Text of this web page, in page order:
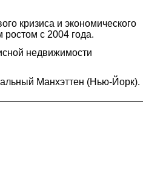
кризиса и экономического
с 2004 года.
недвижимости
Манхэттен (Нью-Йорк).